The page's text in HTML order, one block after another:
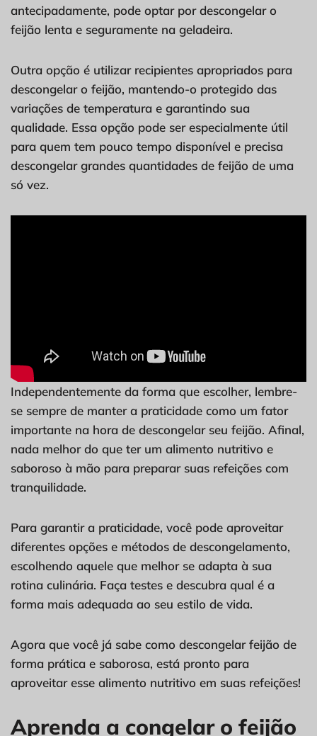
antecipadamente, pode optar por descongelar o
feijão lenta e seguramente na geladeira.
Outra opção é utilizar recipientes apropriados para
descongelar o feijão, mantendo-o protegido das
variações de temperatura e garantindo sua
qualidade. Essa opção pode ser especialmente útil
para quem tem pouco tempo disponível e precisa
descongelar grandes quantidades de feijão de uma
só vez.
Independentemente da forma que escolher, lembre-
se sempre de manter a praticidade como um fator
importante na hora de descongelar seu feijão. Afinal,
nada melhor do que ter um alimento nutritivo e
saboroso à mão para preparar suas refeições com
tranquilidade.
Para garantir a praticidade, você pode aproveitar
diferentes opções e métodos de descongelamento,
escolhendo aquele que melhor se adapta à sua
rotina culinária. Faça testes e descubra qual é a
forma mais adequada ao seu estilo de vida.
Agora que você já sabe como descongelar feijão de
forma prática e saborosa, está pronto para
aproveitar esse alimento nutritivo em suas refeições!
Aprenda a congelar o feijão